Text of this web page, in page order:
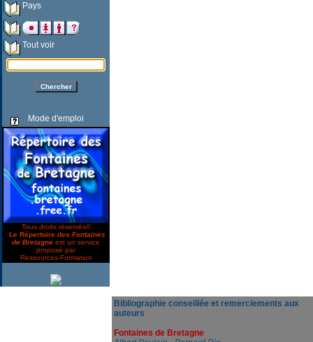
Pays
Tout voir
Mode d'emploi
Tous droits réservés©
Le Répertoire des Fontaines
de Bretagne est un service
proposé par
Ressources-Formation
Bibliographie conseillée et remerciements aux
auteurs
Fontaines de Bretagne